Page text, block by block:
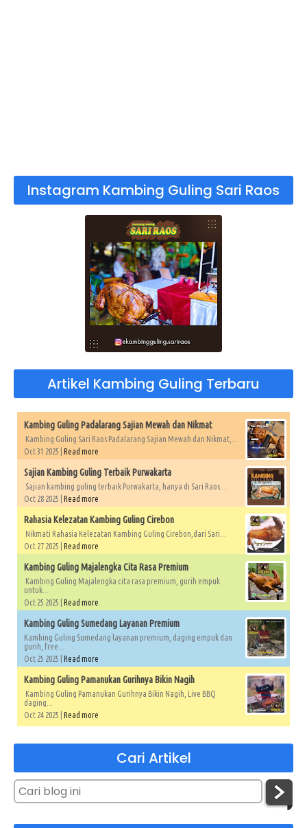
Instagram Kambing Guling Sari Raos
Artikel Kambing Guling Terbaru
Kambing Guling Padalarang Sajian Mewah dan Nikmat
Kambing Guling Sari Raos Padalarang Sajian Mewah dan Nikmat,...
Oct 31 2025 | Read more
Sajian Kambing Guling Terbaik Purwakarta
Sajian kambing guling terbaik Purwakarta, hanya di Sari Raos....
Oct 28 2025 | Read more
Rahasia Kelezatan Kambing Guling Cirebon
Nikmati Rahasia Kelezatan Kambing Guling Cirebon,dari Sari...
Oct 27 2025 | Read more
Kambing Guling Majalengka Cita Rasa Premium
Kambing Guling Majalengka cita rasa premium, gurih empuk
untuk...
Oct 25 2025 | Read more
Kambing Guling Sumedang Layanan Premium
Kambing Guling Sumedang layanan premium, daging empuk dan
gurih, free...
Oct 25 2025 | Read more
Kambing Guling Pamanukan Gurihnya Bikin Nagih
Kambing Guling Pamanukan Gurihnya Bikin Nagih, Live BBQ
daging...
Oct 24 2025 | Read more
Cari Artikel